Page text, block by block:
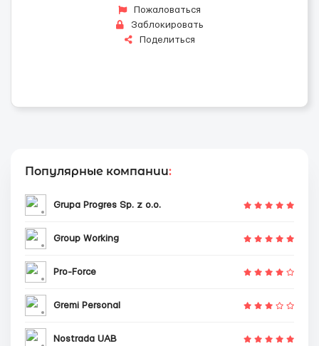
Пожаловаться
Заблокировать
Поделиться
Популярные компании:
Grupa Progres Sp. z o.o.
Group Working
Pro-Force
Gremi Personal
Nostrada UAB